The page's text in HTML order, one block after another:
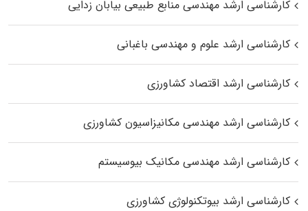
کارشناسی ارشد مهندسی منابع طبیعی بیابان زدایی
کارشناسی ارشد علوم و مهندسی باغبانی
کارشناسی ارشد اقتصاد کشاورزی
کارشناسی ارشد مهندسی مکانیزاسیون کشاورزی
کارشناسی ارشد مهندسی مکانیک بیوسیستم
کارشناسی ارشد بیوتکنولوژی کشاورزی